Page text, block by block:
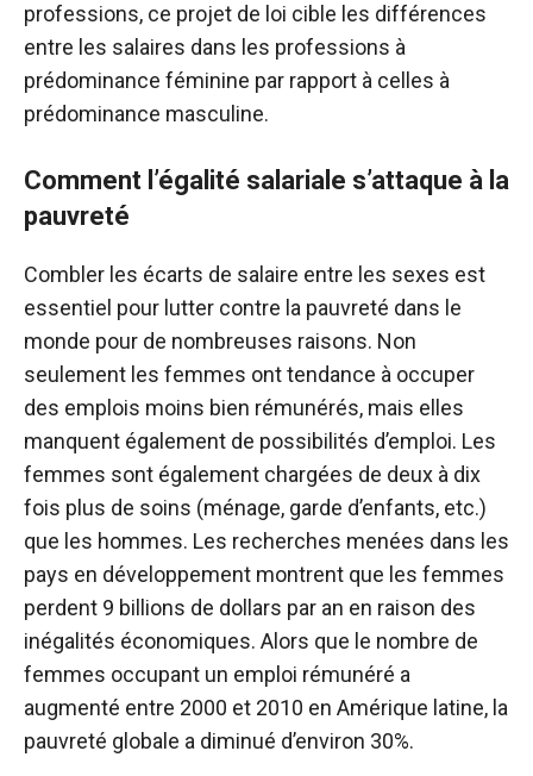
professions, ce projet de loi cible les différences
entre les salaires dans les professions à
prédominance féminine par rapport à celles à
prédominance masculine.
Comment l’égalité salariale s’attaque à la
pauvreté
Combler les écarts de salaire entre les sexes est
essentiel pour lutter contre la pauvreté dans le
monde pour de nombreuses raisons. Non
seulement les femmes ont tendance à occuper
des emplois moins bien rémunérés, mais elles
manquent également de possibilités d’emploi. Les
femmes sont également chargées de deux à dix
fois plus de soins (ménage, garde d’enfants, etc.)
que les hommes. Les recherches menées dans les
pays en développement montrent que les femmes
perdent 9 billions de dollars par an en raison des
inégalités économiques. Alors que le nombre de
femmes occupant un emploi rémunéré a
augmenté entre 2000 et 2010 en Amérique latine, la
pauvreté globale a diminué d’environ 30%.